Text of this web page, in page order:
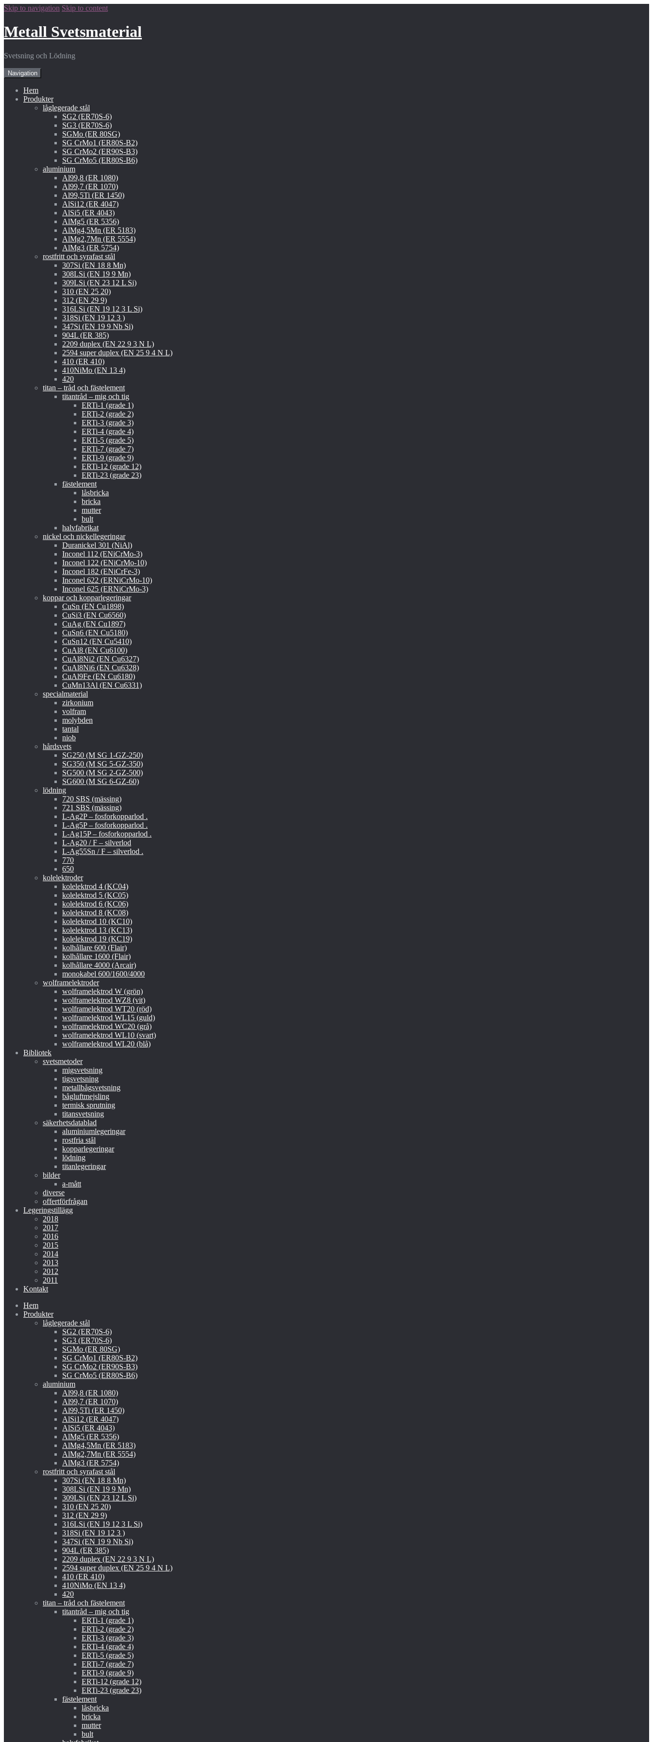
Skip to navigation Skip to content
Metall Svetsmaterial
Svetsning och Lödning
Navigation
Hem
Produkter
låglegerade stål
SG2 (ER70S-6)
SG3 (ER70S-6)
SGMo (ER 80SG)
SG CrMo1 (ER80S-B2)
SG CrMo2 (ER90S-B3)
SG CrMo5 (ER80S-B6)
aluminium
Al99,8 (ER 1080)
Al99,7 (ER 1070)
Al99,5Ti (ER 1450)
AlSi12 (ER 4047)
AlSi5 (ER 4043)
AlMg5 (ER 5356)
AlMg4,5Mn (ER 5183)
AlMg2,7Mn (ER 5554)
AlMg3 (ER 5754)
rostfritt och syrafast stål
307Si (EN 18 8 Mn)
308LSi (EN 19 9 Mn)
309LSi (EN 23 12 L Si)
310 (EN 25 20)
312 (EN 29 9)
316LSi (EN 19 12 3 L Si)
318Si (EN 19 12 3 )
347Si (EN 19 9 Nb Si)
904L (ER 385)
2209 duplex (EN 22 9 3 N L)
2594 super duplex (EN 25 9 4 N L)
410 (ER 410)
410NiMo (EN 13 4)
420
titan – tråd och fästelement
titantråd – mig och tig
ERTi-1 (grade 1)
ERTi-2 (grade 2)
ERTi-3 (grade 3)
ERTi-4 (grade 4)
ERTi-5 (grade 5)
ERTi-7 (grade 7)
ERTi-9 (grade 9)
ERTi-12 (grade 12)
ERTi-23 (grade 23)
fästelement
låsbricka
bricka
mutter
bult
halvfabrikat
nickel och nickellegeringar
Duranickel 301 (NiAl)
Inconel 112 (ENiCrMo-3)
Inconel 122 (ENiCrMo-10)
Inconel 182 (ENiCrFe-3)
Inconel 622 (ERNiCrMo-10)
Inconel 625 (ERNiCrMo-3)
koppar och kopparlegeringar
CuSn (EN Cu1898)
CuSi3 (EN Cu6560)
CuAg (EN Cu1897)
CuSn6 (EN Cu5180)
CuSn12 (EN Cu5410)
CuAl8 (EN Cu6100)
CuAl8Ni2 (EN Cu6327)
CuAl8Ni6 (EN Cu6328)
CuAl9Fe (EN Cu6180)
CuMn13Al (EN Cu6331)
specialmaterial
zirkonium
volfram
molybden
tantal
niob
hårdsvets
SG250 (M SG 1-GZ-250)
SG350 (M SG 5-GZ-350)
SG500 (M SG 2-GZ-500)
SG600 (M SG 6-GZ-60)
lödning
720 SBS (mässing)
721 SBS (mässing)
L-Ag2P – fosforkopparlod .
L-Ag5P – fosforkopparlod .
L-Ag15P – fosforkopparlod .
L-Ag20 / F – silverlod
L-Ag55Sn / F – silverlod .
770
650
kolelektroder
kolelektrod 4 (KC04)
kolelektrod 5 (KC05)
kolelektrod 6 (KC06)
kolelektrod 8 (KC08)
kolelektrod 10 (KC10)
kolelektrod 13 (KC13)
kolelektrod 19 (KC19)
kolhållare 600 (Flair)
kolhållare 1600 (Flair)
kolhållare 4000 (Arcair)
monokabel 600/1600/4000
wolframelektroder
wolframelektrod W (grön)
wolframelektrod WZ8 (vit)
wolframelektrod WT20 (röd)
wolframelektrod WL15 (guld)
wolframelektrod WC20 (grå)
wolframelektrod WL10 (svart)
wolframelektrod WL20 (blå)
Bibliotek
svetsmetoder
migsvetsning
tigsvetsning
metallbågsvetsning
bågluftmejsling
termisk sprutning
titansvetsning
säkerhetsdatablad
aluminiumlegeringar
rostfria stål
kopparlegeringar
lödning
titanlegeringar
bilder
a-mått
diverse
offertförfrågan
Legeringstillägg
2018
2017
2016
2015
2014
2013
2012
2011
Kontakt
Hem
Produkter
låglegerade stål
SG2 (ER70S-6)
SG3 (ER70S-6)
SGMo (ER 80SG)
SG CrMo1 (ER80S-B2)
SG CrMo2 (ER90S-B3)
SG CrMo5 (ER80S-B6)
aluminium
Al99,8 (ER 1080)
Al99,7 (ER 1070)
Al99,5Ti (ER 1450)
AlSi12 (ER 4047)
AlSi5 (ER 4043)
AlMg5 (ER 5356)
AlMg4,5Mn (ER 5183)
AlMg2,7Mn (ER 5554)
AlMg3 (ER 5754)
rostfritt och syrafast stål
307Si (EN 18 8 Mn)
308LSi (EN 19 9 Mn)
309LSi (EN 23 12 L Si)
310 (EN 25 20)
312 (EN 29 9)
316LSi (EN 19 12 3 L Si)
318Si (EN 19 12 3 )
347Si (EN 19 9 Nb Si)
904L (ER 385)
2209 duplex (EN 22 9 3 N L)
2594 super duplex (EN 25 9 4 N L)
410 (ER 410)
410NiMo (EN 13 4)
420
titan – tråd och fästelement
titantråd – mig och tig
ERTi-1 (grade 1)
ERTi-2 (grade 2)
ERTi-3 (grade 3)
ERTi-4 (grade 4)
ERTi-5 (grade 5)
ERTi-7 (grade 7)
ERTi-9 (grade 9)
ERTi-12 (grade 12)
ERTi-23 (grade 23)
fästelement
låsbricka
bricka
mutter
bult